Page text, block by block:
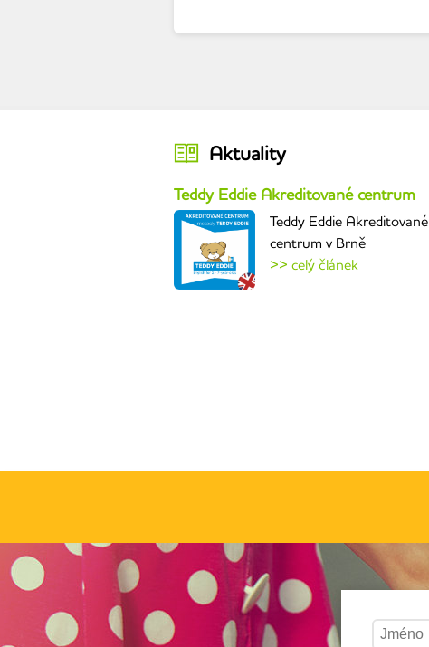
Aktuality
Teddy Eddie Akreditované centrum
Teddy Eddie Akreditované
centrum v Brně
>> celý článek